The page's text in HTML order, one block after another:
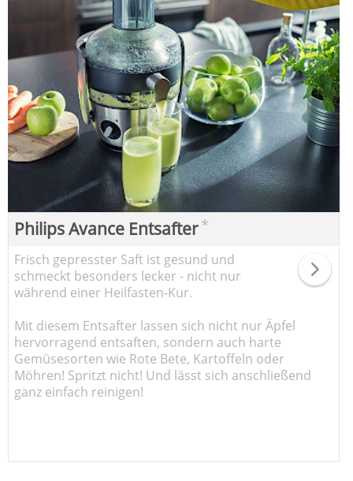
Philips Avance Entsafter*
Frisch gepresster Saft ist gesund und
schmeckt besonders lecker - nicht nur
während einer Heilfasten-Kur.
Mit diesem Entsafter lassen sich nicht nur Äpfel
hervorragend entsaften, sondern auch harte
Gemüsesorten wie Rote Bete, Kartoffeln oder
Möhren! Spritzt nicht! Und lässt sich anschließend
ganz einfach reinigen!